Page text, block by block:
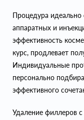
Процедура идеально
аппаратных и
эффективность
курс, продлевает
Индивидуальные
персонально
эффективного
Удаление филлеров